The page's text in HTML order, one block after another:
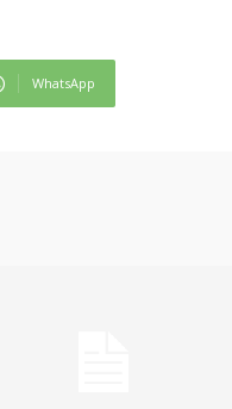
WhatsApp